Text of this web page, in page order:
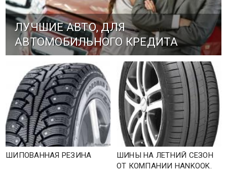
ЛУЧШИЕ АВТО, ДЛЯ
АВТОМОБИЛЬНОГО КРЕДИТА
ШИПОВАННАЯ РЕЗИНА
ШИНЫ НА ЛЕТНИЙ СЕЗОН
ОТ КОМПАНИИ HANKOOK.